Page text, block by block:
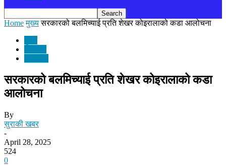
Home मुख्य सरकारको बलमिच्याई प्रति शेखर कोइरालाको कडा आलोचना
सरकारको बलमिच्याई प्रति शेखर कोइरालाको कडा
आलोचना
By
सुराकी खबर
-
April 28, 2025
524
0